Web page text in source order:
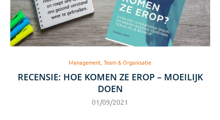
Management, Team & Organisatie
RECENSIE: HOE KOMEN ZE EROP – MOEILIJK
DOEN
01/09/2021